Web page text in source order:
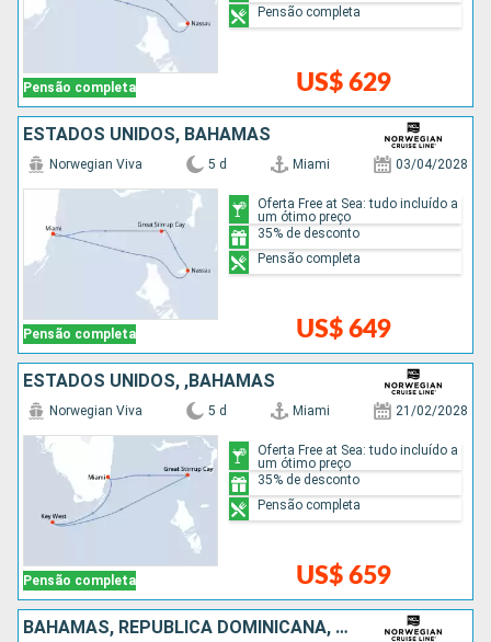
Pensão completa US$ 629
Pensão completa
ESTADOS UNIDOS, BAHAMAS
Pensão completa
Norwegian Viva 5 d Miami 03/04/2028
US$ 649
Oferta Free at Sea: tudo incluído a
um ótimo preço
35% de desconto
Pensão completa
ESTADOS UNIDOS, ,BAHAMAS
Pensão completa
Norwegian Viva 5 d Miami 21/02/2028
US$ 659
Oferta Free at Sea: tudo incluído a
um ótimo preço
35% de desconto
Pensão completa
BAHAMAS, REPUBLICA DOMINICANA, ESTADOS UNIDOS